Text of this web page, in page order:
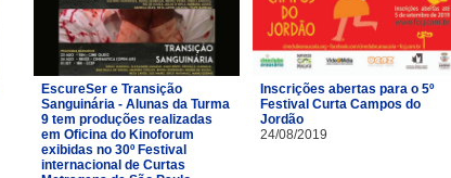
EscureSer e Transição
Sanguinária - Alunas da Turma
9 tem produções realizadas
em Oficina do Kinoforum
exibidas no 30º Festival
internacional de Curtas
Inscrições abertas para o 5º
Festival Curta Campos do
Jordão
24/08/2019